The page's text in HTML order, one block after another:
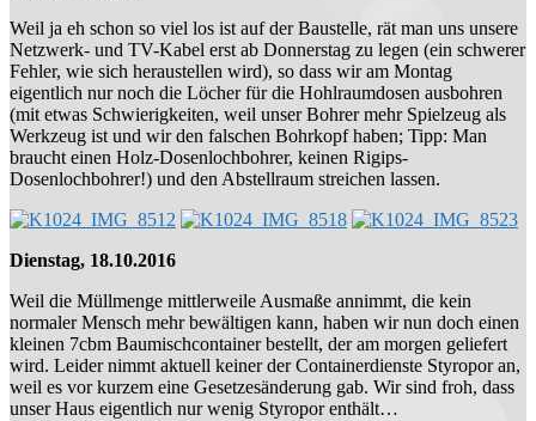
Weil ja eh schon so viel los ist auf der Baustelle, rät man uns unsere
Netzwerk- und TV-Kabel erst ab Donnerstag zu legen (ein schwerer
Fehler, wie sich heraustellen wird), so dass wir am Montag
eigentlich nur noch die Löcher für die Hohlraumdosen ausbohren
(mit etwas Schwierigkeiten, weil unser Bohrer mehr Spielzeug als
Werkzeug ist und wir den falschen Bohrkopf haben; Tipp: Man
braucht einen Holz-Dosenlochbohrer, keinen Rigips-
Dosenlochbohrer!) und den Abstellraum streichen lassen.
Dienstag, 18.10.2016
Weil die Müllmenge mittlerweile Ausmaße annimmt, die kein
normaler Mensch mehr bewältigen kann, haben wir nun doch einen
kleinen 7cbm Baumischcontainer bestellt, der am morgen geliefert
wird. Leider nimmt aktuell keiner der Containerdienste Styropor an,
weil es vor kurzem eine Gesetzesänderung gab. Wir sind froh, dass
unser Haus eigentlich nur wenig Styropor enthält…